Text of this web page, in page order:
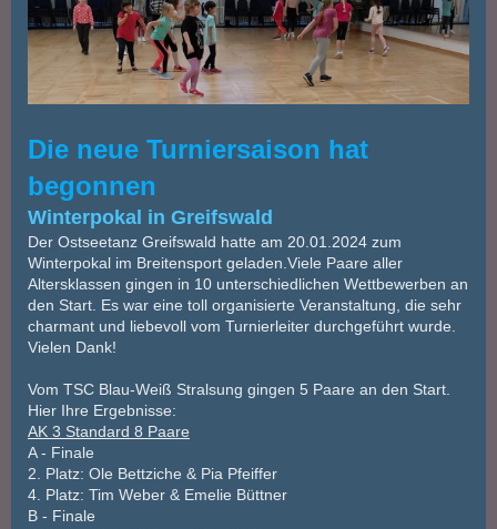
Die neue Turniersaison hat
begonnen
Winterpokal in Greifswald
Der Ostseetanz Greifswald hatte am 20.01.2024 zum
Winterpokal im Breitensport geladen.Viele Paare aller
Altersklassen gingen in 10 unterschiedlichen Wettbewerben an
den Start. Es war eine toll organisierte Veranstaltung, die sehr
charmant und liebevoll vom Turnierleiter durchgeführt wurde.
Vielen Dank!
Vom TSC Blau-Weiß Stralsung gingen 5 Paare an den Start.
Hier Ihre Ergebnisse:
AK 3 Standard 8 Paare
A - Finale
2. Platz: Ole Bettziche & Pia Pfeiffer
4. Platz: Tim Weber & Emelie Büttner
B - Finale